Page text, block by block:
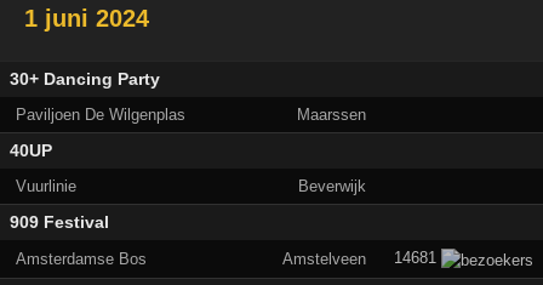
1 juni 2024
30+ Dancing Party
Paviljoen De Wilgenplas Maarssen
40UP
Vuurlinie Beverwijk
909 Festival
Amsterdamse Bos Amstelveen 14681